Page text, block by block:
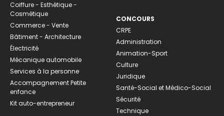
Coiffure - Esthétique -
Cosmétique
Commerce - Vente
Bâtiment - Architecture
Électricité
Mécanique automobile
Services à la personne
Accompagnement Petite
enfance
Kit auto-entrepreneur
CONCOURS
CRPE
Administration
Animation-Sport
Culture
Juridique
Santé-Social et Médico-Social
Sécurité
Technique